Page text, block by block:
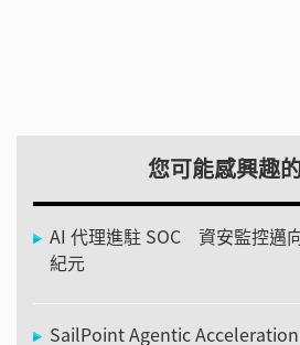
您可能感興趣
AI 代理進駐 SOC 資安監控邁
紀元
SailPoint Agentic